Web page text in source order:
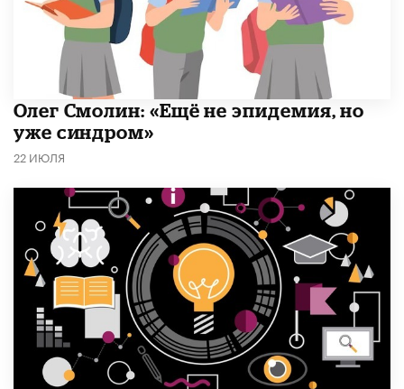
​Олег Смолин: «Ещё не эпидемия, но
уже синдром»
22 ИЮЛЯ